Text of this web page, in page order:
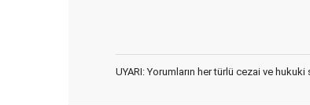
UYARI: Yorumların her türlü cezai ve